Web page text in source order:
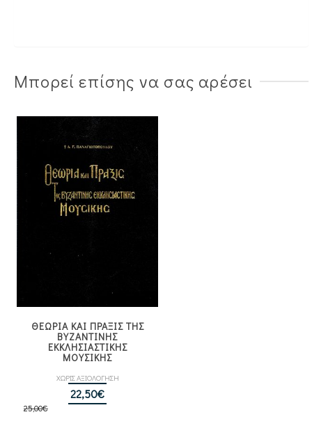
Μπορεί επίσης να σας αρέσει
ΘΕΩΡΙΑ ΚΑΙ ΠΡΑΞΙΣ ΤΗΣ
ΒΥΖΑΝΤΙΝΗΣ
ΕΚΚΛΗΣΙΑΣΤΙΚΗΣ
ΜΟΥΣΙΚΗΣ
ΧΩΡΙΣ ΑΞΙΟΛΟΓΗΣΗ
25,00€
Original
22,50€